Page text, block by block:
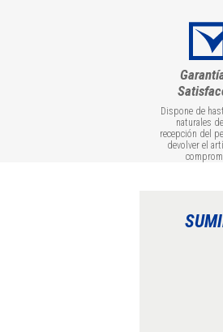
Dispone de
naturales
recepción del
devolver el